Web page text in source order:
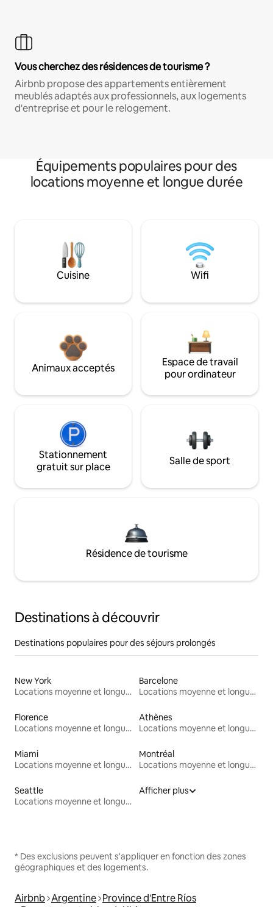
Vous cherchez des résidences de tourisme ?
Airbnb propose des appartements entièrement
meublés adaptés aux professionnels, aux logements
d'entreprise et pour le relogement.
Équipements populaires pour des
locations moyenne et longue durée
Cuisine Wifi
Animaux acceptés
Espace de travail
pour ordinateur
Stationnement
gratuit sur place
Salle de sport
Résidence de tourisme
Destinations à découvrir
Destinations populaires pour des séjours prolongés
New York
Locations moyenne et longue durée
Barcelone
Locations moyenne et longue durée
Florence
Locations moyenne et longue durée
Athènes
Locations moyenne et longue durée
Miami
Locations moyenne et longue durée
Montréal
Locations moyenne et longue durée
Seattle
Locations moyenne et longue durée
Afficher plus
* Des exclusions peuvent s'appliquer en fonction des zones
géographiques et des logements.
Airbnb Argentine Province d'Entre Ríos